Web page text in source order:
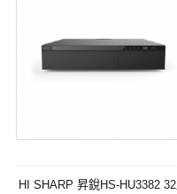
HI SHARP 昇銳HS-HU3382